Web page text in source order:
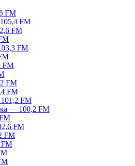
FM
FM
FM
FM
FM
FM
FM
FM
— 100,2 FM
FM
FM